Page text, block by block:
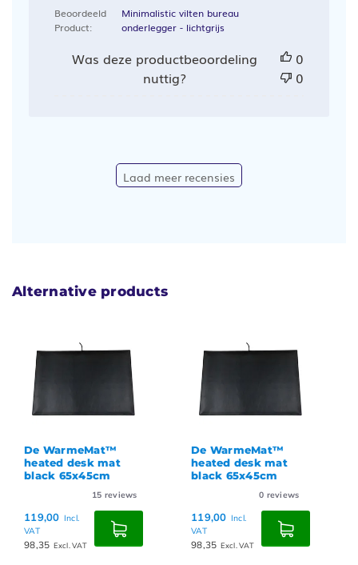
Beoordeeld
Product:
Minimalistic vilten bureau
onderlegger - lichtgrijs
Was deze productbeoordeling
nuttig?
0
0
Laad meer recensies
Alternative products
De WarmeMat™
heated desk mat
black 65x45cm
15 reviews
119,00 Incl.
VAT
98,35 Excl. VAT
De WarmeMat™
heated desk mat
black 65x45cm
0 reviews
119,00 Incl.
VAT
98,35 Excl. VAT